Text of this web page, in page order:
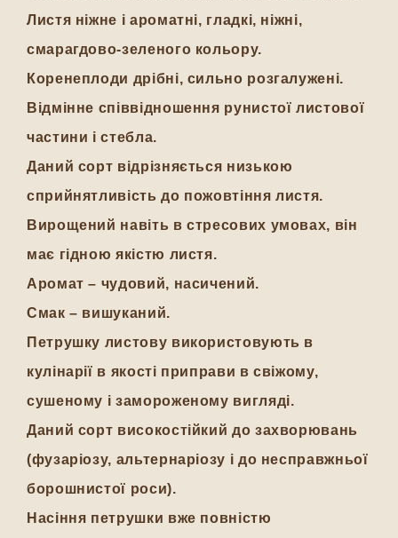
Листя ніжне і ароматні, гладкі, ніжні,
смарагдово-зеленого кольору.
Коренеплоди дрібні, сильно розгалужені.
Відмінне співвідношення рунистої листової
частини і стебла.
Даний сорт відрізняється низькою
сприйнятливість до пожовтіння листя.
Вирощений навіть в стресових умовах, він
має гідною якістю листя.
Аромат – чудовий, насичений.
Смак – вишуканий.
Петрушку листову використовують в
кулінарії в якості приправи в свіжому,
сушеному і замороженому вигляді.
Даний сорт високостійкий до захворювань
(фузаріозу, альтернаріозу і до несправжньої
борошнистої роси).
Насіння петрушки вже повністю